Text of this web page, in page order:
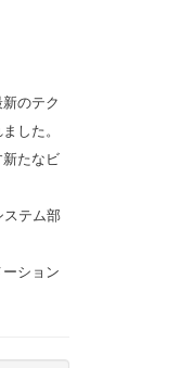
のテク
した。
たなビ
ステム部
ション